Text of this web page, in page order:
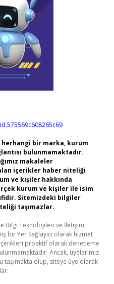
bir marka, kurum
bulunmamaktadır.
makaleler
içerikler haber niteliği
ve kişiler hakkında
kurum ve kişiler ile isim
Sitemizdeki bilgiler
taşımazlar.
Bilgi Teknolojileri ve İletişim
bir Yer Sağlayıcı olarak hizmet
proaktif olarak denetleme
Ancak, üyelerimiz
taşımakta olup, siteye üye olarak